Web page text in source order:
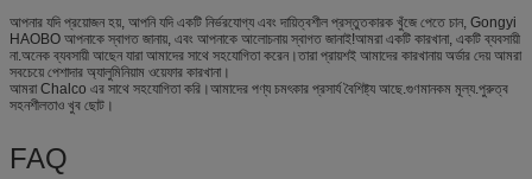
আপনার যদি প্রয়োজন হয়, আপনি যদি একটি নির্ভরযোগ্য এবং দায়িত্বশীল প্রস্তুতকারক খুঁজে পেতে চান, Gongyi
HAOBO আপনাকে স্বাগত জানায়, এবং আপনাকে আলোচনায় স্বাগত জানাই!আমরা একটি কারখানা, একটি ব্যবসায়ী
না.অনেক ব্যবসায়ী আছেন যারা আমাদের সাথে সহযোগিতা করেন।তারা প্রায়শই আমাদের কারখানায় অর্ডার দেয় আমরা
সবচেয়ে পেশাদার অ্যালুমিনিয়াম ওয়েফার কারখানা।
আমরা Chalco এর সাথে সহযোগিতা করি।আমাদের পণ্য চমৎকার প্রসার্য বৈশিষ্ট্য আছে.গুণমানকম মূল্য.পুরুত্ব
সহনশীলতাও খুব ছোট।
FAQ